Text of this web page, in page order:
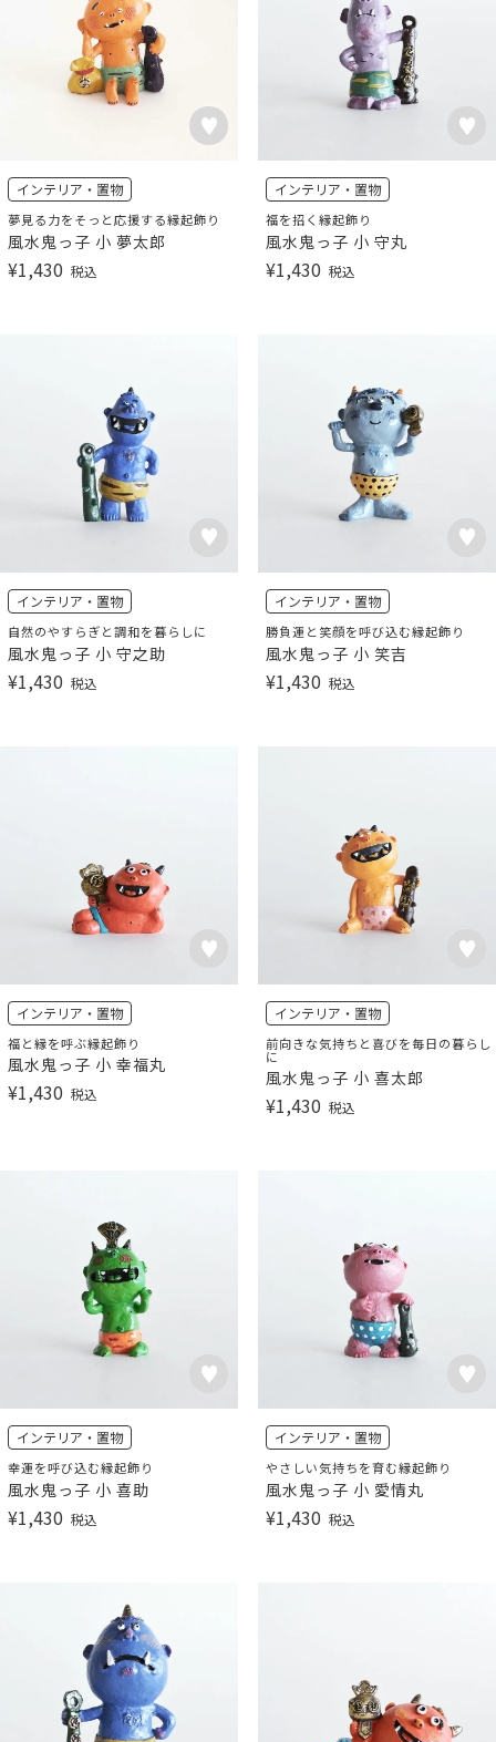
インテリア・置物
夢見る力をそっと応援する縁起飾り
風水鬼っ子 小 夢太郎
¥1,430 税込
インテリア・置物
福を招く縁起飾り
風水鬼っ子 小 守丸
¥1,430 税込
インテリア・置物
自然のやすらぎと調和を暮らしに
風水鬼っ子 小 守之助
¥1,430 税込
インテリア・置物
勝負運と笑顔を呼び込む縁起飾り
風水鬼っ子 小 笑吉
¥1,430 税込
インテリア・置物
福と縁を呼ぶ縁起飾り
風水鬼っ子 小 幸福丸
¥1,430 税込
インテリア・置物
前向きな気持ちと喜びを毎日の暮らし
に
風水鬼っ子 小 喜太郎
¥1,430 税込
インテリア・置物
幸運を呼び込む縁起飾り
風水鬼っ子 小 喜助
¥1,430 税込
インテリア・置物
やさしい気持ちを育む縁起飾り
風水鬼っ子 小 愛情丸
¥1,430 税込